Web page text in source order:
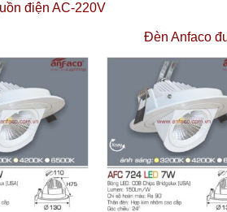
điện AC-220V
Đèn Anfaco
+